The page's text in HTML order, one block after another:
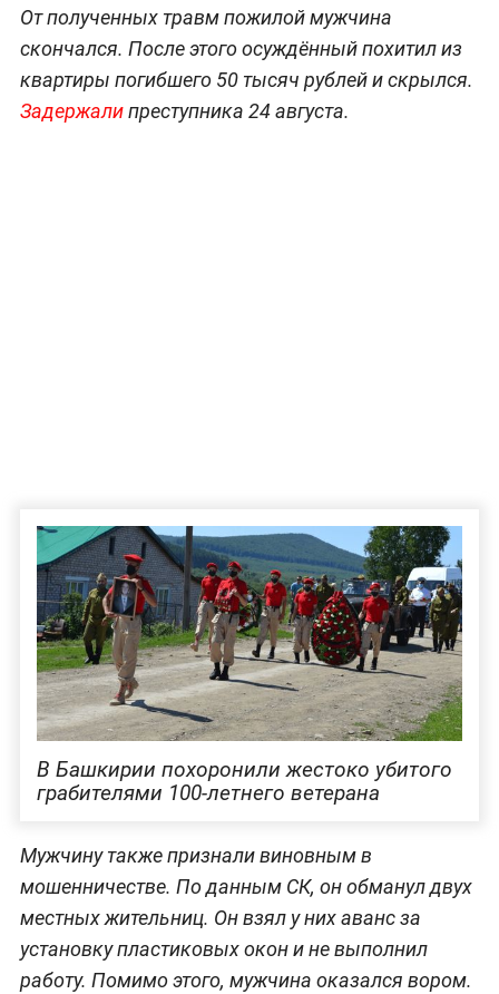
От полученных травм пожилой мужчина
скончался. После этого осуждённый похитил из
квартиры погибшего 50 тысяч рублей и скрылся.
Задержалипреступника 24 августа.
В Башкирии похоронили жестоко убитого
грабителями 100-летнего ветерана
Мужчину также признали виновным в
мошенничестве. По данным СК, он обманул двух
местных жительниц. Он взял у них аванс за
установку пластиковых окон и не выполнил
работу. Помимо этого, мужчина оказался вором.